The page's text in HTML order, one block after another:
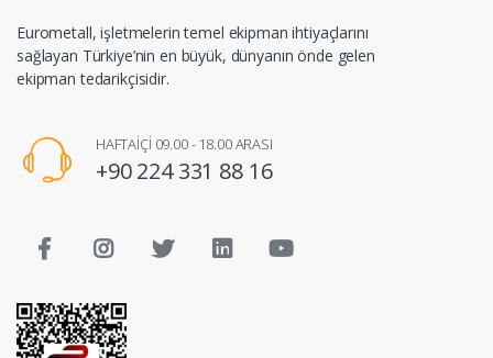
Eurometall, işletmelerin temel ekipman ihtiyaçlarını
sağlayan Türkiye’nin en büyük, dünyanın önde gelen
ekipman tedarikçisidir.
HAFTAİÇİ 09.00 - 18.00 ARASI
+90 224 331 88 16